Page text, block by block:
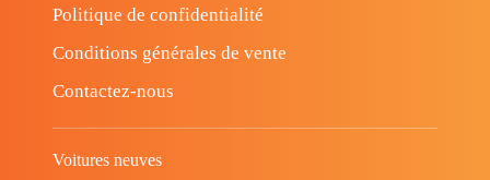
Politique de confidentialité
Conditions générales de vente
Contactez-nous
Voitures neuves